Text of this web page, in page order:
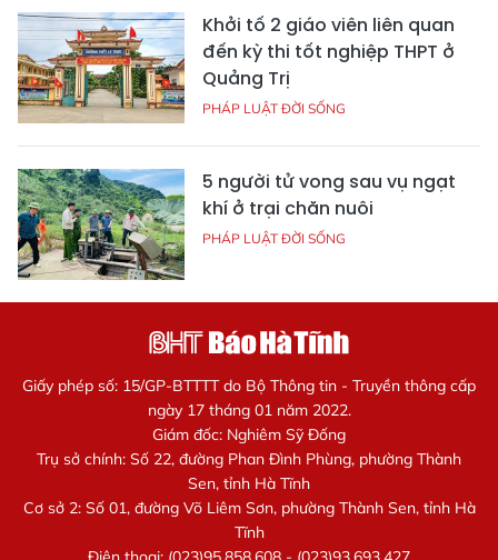
Khởi tố 2 giáo viên liên quan
đến kỳ thi tốt nghiệp THPT ở
Quảng Trị
PHÁP LUẬT ĐỜI SỐNG
5 người tử vong sau vụ ngạt
khí ở trại chăn nuôi
PHÁP LUẬT ĐỜI SỐNG
Giấy phép số: 15/GP-BTTTT do Bộ Thông tin - Truyền thông cấp
ngày 17 tháng 01 năm 2022.
Giám đốc: Nghiêm Sỹ Đống
Trụ sở chính: Số 22, đường Phan Đình Phùng, phường Thành
Sen, tỉnh Hà Tĩnh
Cơ sở 2: Số 01, đường Võ Liêm Sơn, phường Thành Sen, tỉnh Hà
Tĩnh